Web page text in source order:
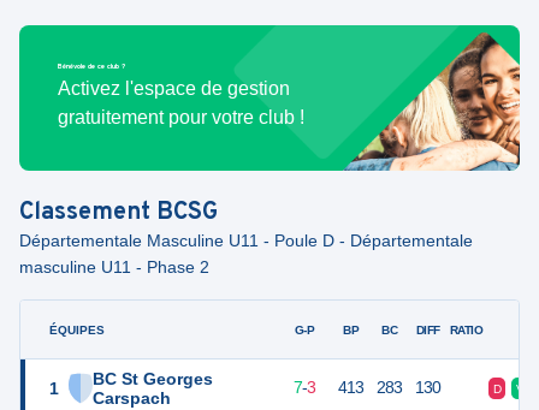
Bénévole de ce club ?
Activez l'espace de gestion
gratuitement pour votre club !
Classement BCSG
Départementale Masculine U11 - Poule D - Départementale
masculine U11 - Phase 2
ÉQUIPES
1
BC St Georges
Carspach
G-P BP BC DIFF RATIO
17 7-3 413 283 130 D V